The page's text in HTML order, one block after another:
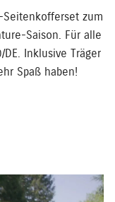
zum
Saison. Für alle
Inklusive Träger
Spaß haben!